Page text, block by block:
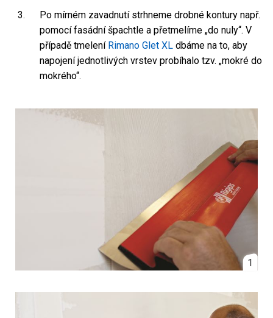
Po mírném zavadnutí strhneme drobné kontury např.
pomocí fasádní špachtle a přetmelíme „do nuly“. V
případě tmelení Rimano Glet XL dbáme na to, aby
napojení jednotlivých vrstev probíhalo tzv. „mokré do
mokrého“.
1